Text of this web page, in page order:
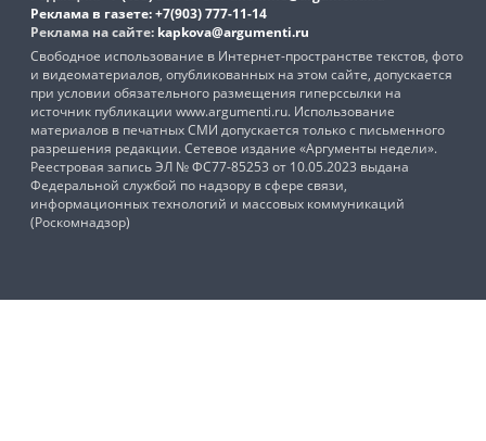
Реклама в газете:+7(903) 777-11-14
Реклама на сайте: kapkova@argumenti.ru
Свободное использование в Интернет-пространстве текстов, фото
и видеоматериалов, опубликованных на этом сайте, допускается
при условии обязательного размещения гиперссылки на
источник публикации www.argumenti.ru. Использование
материалов в печатных СМИ допускается только с письменного
разрешения редакции. Сетевое издание «Аргументы недели».
Реестровая запись ЭЛ № ФС77-85253 от 10.05.2023 выдана
Федеральной службой по надзору в сфере связи,
информационных технологий и массовых коммуникаций
(Роскомнадзор)